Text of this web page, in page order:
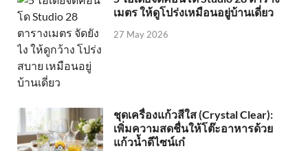
เมตร ให้ดูโปร่งเหมือนอยู่บ้านเดี่ยว
27 May 2026
ชุดเครื่องแก้วสีใส (Crystal Clear):
เพิ่มความสดชื่นให้โต๊ะอาหารด้วย
แก้วน้ำดีไซน์เก๋